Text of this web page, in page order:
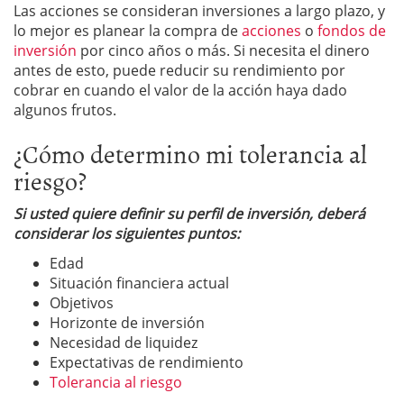
Las acciones se consideran inversiones a largo plazo, y
lo mejor es planear la compra deacciones o fondos de
inversión por cinco años o más. Si necesita el dinero
antes de esto, puede reducir su rendimiento por
cobrar en cuando el valor de la acción haya dado
algunos frutos.
¿Cómo determino mi tolerancia al
riesgo?
Si usted quiere definir su perfil de inversión, deberá
considerar los siguientes puntos:
Edad
Situación financiera actual
Objetivos
Horizonte de inversión
Necesidad de liquidez
Expectativas de rendimiento
Tolerancia al riesgo